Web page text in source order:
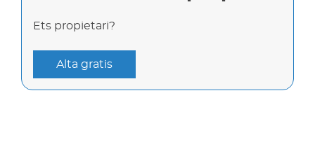
Ets propietari?
Alta gratis